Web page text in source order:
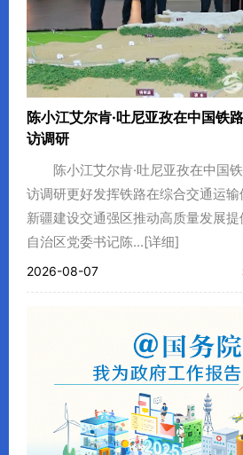
陈小江艾尔肯·吐尼亚孜在中国铁
访调研
陈小江艾尔肯·吐尼亚孜在中国
访调研更好发挥铁路在综合交通运
新疆建设交通强区推动高质量发展提
自治区党委书记陈...[详细]
2026-08-07